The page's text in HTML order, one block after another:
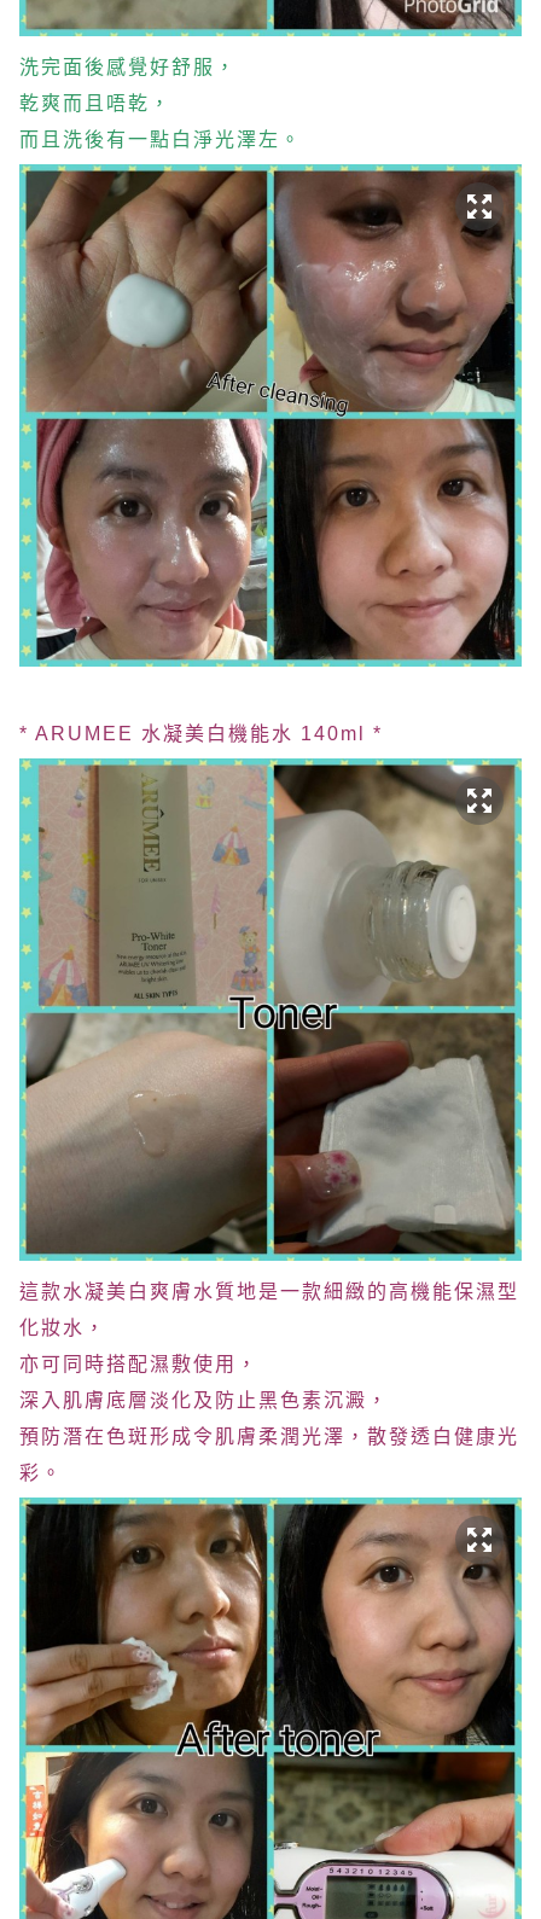
洗完面後感覺好舒服，
乾爽而且唔乾，
而且洗後有一點白淨光澤左。
* ARUMEE 水凝美白機能水 140ml *
這款水凝美白爽膚水質地是一款細緻的高機能保濕型
化妝水，
亦可同時搭配濕敷使用，
深入肌膚底層淡化及防止黑色素沉澱，
預防潛在色斑形成令肌膚柔潤光澤，散發透白健康光
彩。